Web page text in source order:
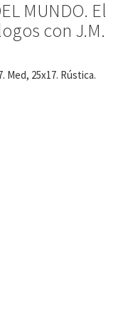
MUNDO. El
con J.M.
Med, 25x17. Rústica.